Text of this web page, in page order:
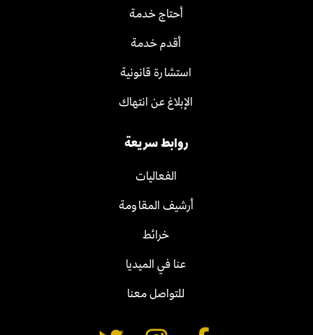
أحتاج خدمة
أقدم خدمة
استشارة قانونية
الإبلاغ عن انتهاك
روابط سريعة
الفعاليات
أرشيف المقاومة
خرائط
عنا في الميديا
للتواصل معنا